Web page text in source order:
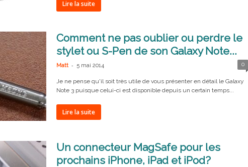
Lire la suite
Comment ne pas oublier ou perdre le
stylet ou S-Pen de son Galaxy Note...
Matt - 5 mai 2014 0
Je ne pense qu'il soit très utile de vous présenter en détail le Galaxy
Note 3 puisque celui-ci est disponible depuis un certain temps...
Lire la suite
Un connecteur MagSafe pour les
prochains iPhone, iPad et iPod?